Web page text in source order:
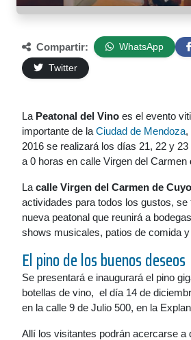
Compartir: WhatsApp
Twitter
La Peatonal del Vino es el evento
importante de la Ciudad de Mendoza,
2016 se realizará los días 21, 22 y
a 0 horas en calle Virgen del Carmen
La calle Virgen del Carmen de Cuyo
actividades para todos los gustos,
nueva peatonal que reunirá a
shows musicales, patios de comida
El pino de los buenos deseos
Se presentará e inaugurará el pino
botellas de vino, el día 14 de
en la calle 9 de Julio 500, en la
Allí los visitantes podrán acercarse a